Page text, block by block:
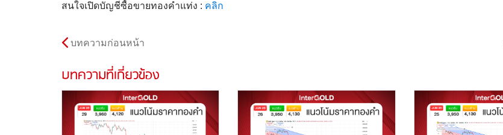
สนใจเปิดบัญชีซื้อขายทองคำแท่ง : คลิก
บทความก่อนหน้า
บทความที่เกี่ยวข้อง